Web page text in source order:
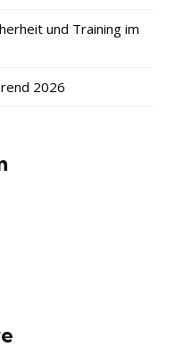
und Training im
2026